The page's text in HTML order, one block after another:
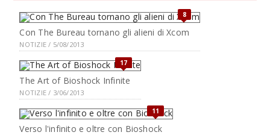
8
Con The Bureau tornano gli alieni di Xcom
NOTIZIE / 5/08/2013
17
The Art of Bioshock Infinite
NOTIZIE / 3/06/2013
11
Verso l'infinito e oltre con Bioshock